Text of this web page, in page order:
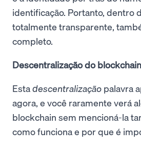
identificação. Portanto, dentro
totalmente transparente,
completo.
Descentralização do blockchain
Estadescentralização palavra
agora, e você raramente verá
blockchain sem mencioná-la
como funciona e por que é